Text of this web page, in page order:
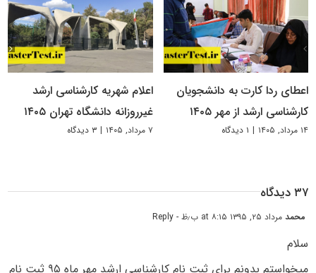
اعطای ردا کارت به دانشجویان
کارشناسی ارشد از مهر ۱۴۰۵
۱۴ مرداد, ۱۴۰۵ | ۱ دیدگاه
اعلام شهریه کارشناسی ارشد
غیرروزانه دانشگاه تهران ۱۴۰۵
۷ مرداد, ۱۴۰۵ | ۳ دیدگاه
۳۷ دیدگاه
محمدمرداد ۲۵, ۱۳۹۵ at ۸:۱۵ ب٫ظ - Reply
سلام
میخواستم بدونم برای ثبت نام کارشناسی ارشد مهر ماه ۹۵ ثبت نام